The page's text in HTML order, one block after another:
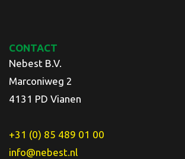
CONTACT
Nebest B.V.
Marconiweg 2
4131 PD Vianen
+31 (0) 85 489 01 00
info@nebest.nl